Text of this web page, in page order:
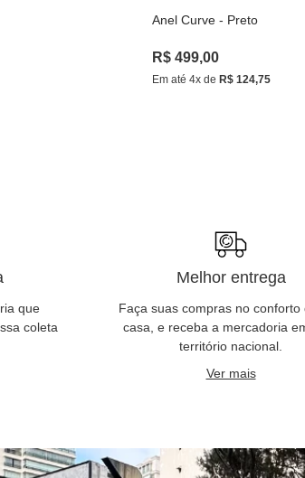
Anel Curve - Preto
R$ 499,00
Em até4x deR$ 124,75
que
coleta
Melhor entrega
Faça suas compras no conforto
casa, e receba a mercadoria
território nacional.
Ver mais